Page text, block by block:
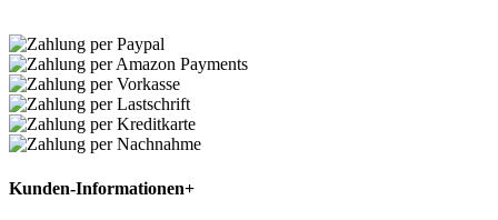
Kunden-Informationen+